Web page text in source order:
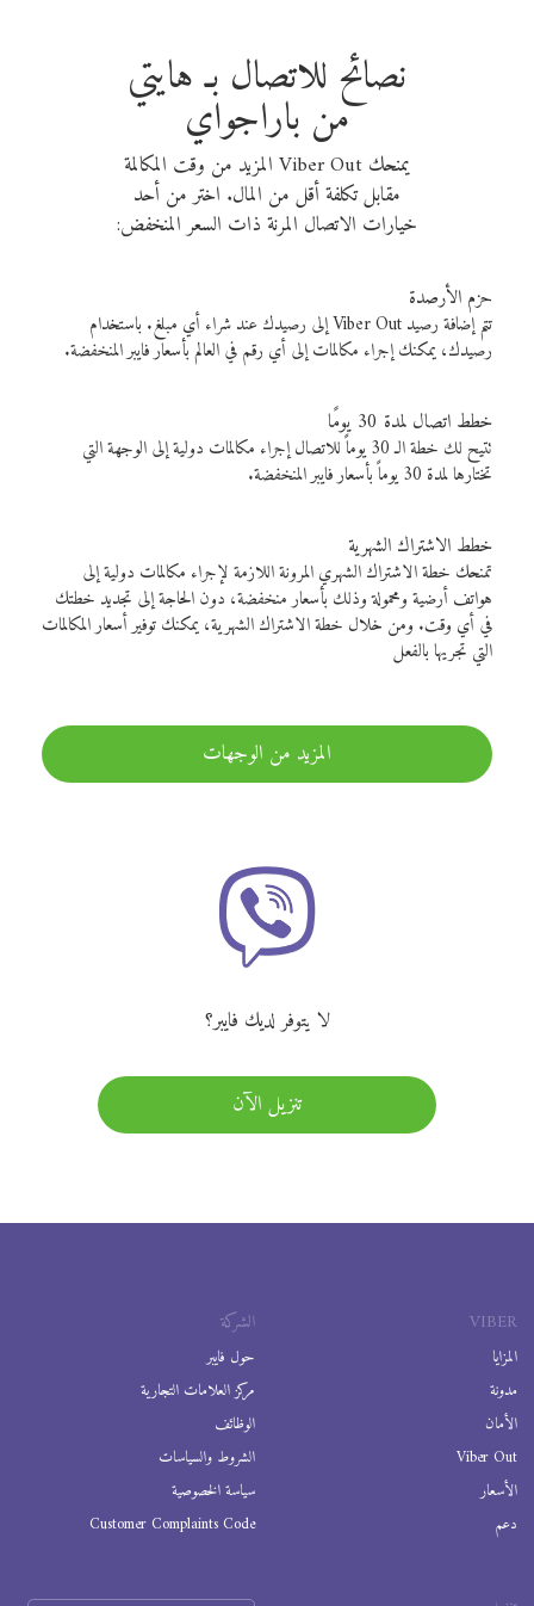
نصائح للاتصال بـ هايتي
من باراجواي
يمنحك Viber Out المزيد من وقت المكالمة
مقابل تكلفة أقل من المال. اختر من أحد
خيارات الاتصال المرنة ذات السعر المنخفض:
حزم الأرصدة
تتم إضافة رصيد Viber Out إلى رصيدك عند شراء أي مبلغ. باستخدام
رصيدك، يمكنك إجراء مكالمات إلى أي رقم في العالم بأسعار فايبر المنخفضة.
خطط اتصال لمدة 30 يومًا
تتيح لك خطة الـ 30 يوماً للاتصال إجراء مكالمات دولية إلى الوجهة التي
تختارها لمدة 30 يوماً بأسعار فايبر المنخفضة.
خطط الاشتراك الشهرية
تمنحك خطة الاشتراك الشهري المرونة اللازمة لإجراء مكالمات دولية إلى
هواتف أرضية ومحمولة وذلك بأسعار منخفضة، دون الحاجة إلى تجديد خطتك
في أي وقت. ومن خلال خطة الاشتراك الشهرية، يمكنك توفير أسعار المكالمات
التي تجريها بالفعل
المزيد من الوجهات
لا يتوفر لديك فايبر؟
تنزيل الآن
VIBER
المزايا
مدونة
الأمان
Viber Out
الأسعار
دعم
الشركة
حول فايبر
مركز العلامات التجارية
الوظائف
الشروط والسياسات
سياسة الخصوصية
Customer Complaints Code